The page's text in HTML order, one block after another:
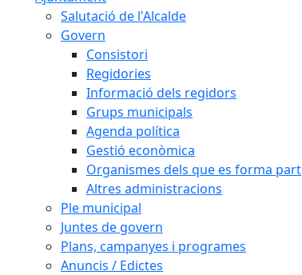
Salutació de l'Alcalde
Govern
Consistori
Regidories
Informació dels regidors
Grups municipals
Agenda política
Gestió econòmica
Organismes dels que es forma part
Altres administracions
Ple municipal
Juntes de govern
Plans, campanyes i programes
Anuncis / Edictes